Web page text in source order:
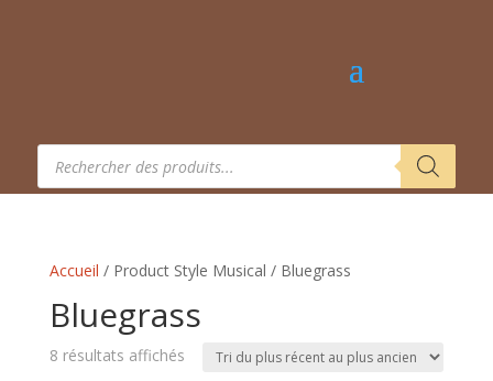
Recherche
produits
Accueil / Product Style Musical / Bluegrass
Bluegrass
8 résultats affichésTrié